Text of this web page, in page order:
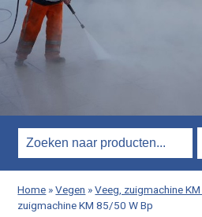
Home»Vegen»Veeg, zuigmachine
zuigmachine KM 85/50 W Bp